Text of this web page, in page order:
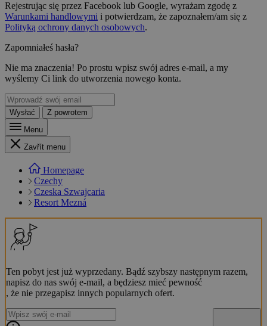
Rejestrując się przez Facebook lub Google, wyrażam zgodę z
Warunkami handlowymi i potwierdzam, że zapoznałem/am się z
Polityką ochrony danych osobowych.
Zapomniałeś hasła?
Nie ma znaczenia! Po prostu wpisz swój adres e-mail, a my
wyślemy Ci link do utworzenia nowego konta.
Wysłać
Z powrotem
Menu
Zavřít menu
Homepage
Czechy
Czeska Szwajcaria
Resort Mezná
Ten pobyt jest już wyprzedany. Bądź szybszy następnym razem,
napisz do nas swój e-mail, a będziesz mieć pewność
, że nie przegapisz innych popularnych ofert.